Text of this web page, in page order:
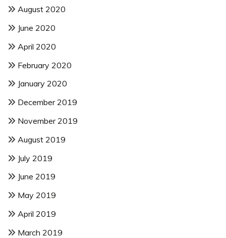
August 2020
June 2020
April 2020
February 2020
January 2020
December 2019
November 2019
August 2019
July 2019
June 2019
May 2019
April 2019
March 2019